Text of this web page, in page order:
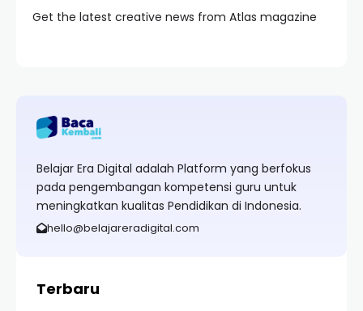
Get the latest creative news from Atlas magazine
Belajar Era Digital adalah Platform yang berfokus
pada pengembangan kompetensi guru untuk
meningkatkan kualitas Pendidikan di Indonesia.
hello@belajareradigital.com
Terbaru